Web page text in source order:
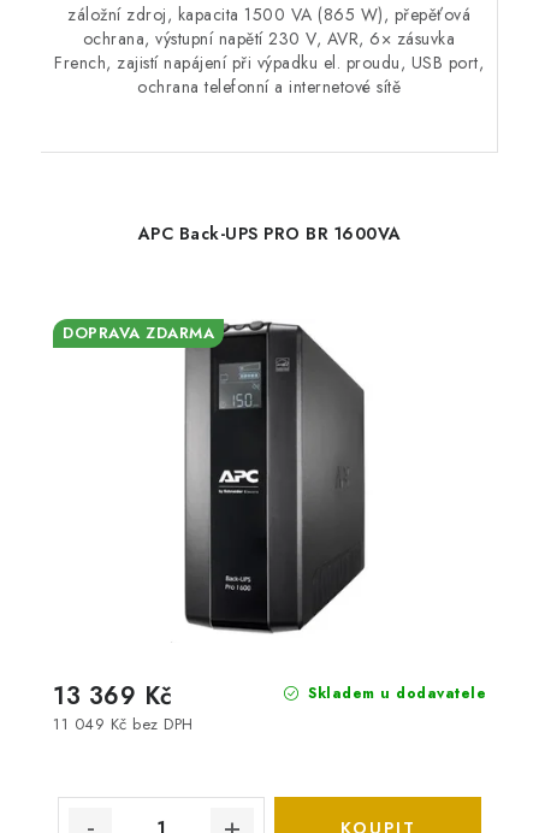
záložní zdroj, kapacita 1500 VA (865 W), přepěťová
ochrana, výstupní napětí 230 V, AVR, 6× zásuvka
French, zajistí napájení při výpadku el. proudu, USB port,
ochrana telefonní a internetové sítě
APC Back-UPS PRO BR 1600VA
DOPRAVA ZDARMA
Skladem u dodavatele
11 049 Kč bez DPH
13 369 Kč